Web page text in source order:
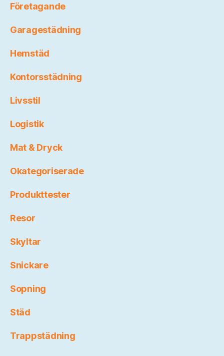
Företagande
Garagestädning
Hemstäd
Kontorsstädning
Livsstil
Logistik
Mat & Dryck
Okategoriserade
Produkttester
Resor
Skyltar
Snickare
Sopning
Städ
Trappstädning